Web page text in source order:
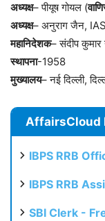
अध्यक्ष– पीयूष गोयल (
अध्यक्ष– अनुराग जैन,
महानिदेशक– संदीप
स्थापना-1958
मुख्यालय– नई दिल्ली,
AffairsCloud
IBPS RRB
IBPS RRB
SBI Clerk -